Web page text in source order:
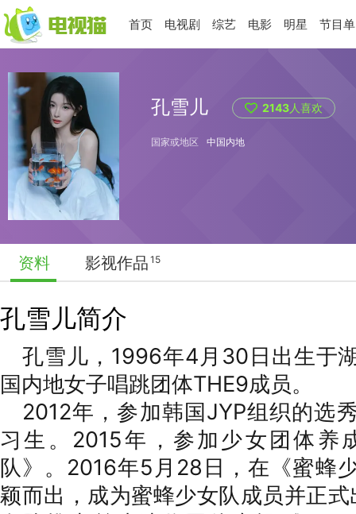
首页 电视剧 综艺 电影 明星 节目单
孔雪儿 2143人喜欢
国家或地区 中国内地
资料 影视作品 15
孔雪儿简介
孔雪儿，1996年4月30日出生于
国内地女子唱跳团体THE9成员。
2012年，参加韩国JYP组织的选
习生。2015年，参加少女团体养
队》。2016年5月28日，在《蜜蜂
颖而出，成为蜜蜂少女队成员并正